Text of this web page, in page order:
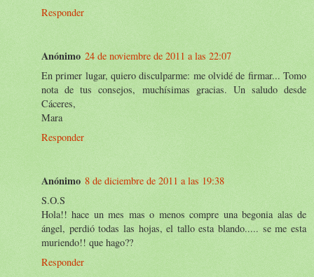
Responder
Anónimo 24 de noviembre de 2011 a las 22:07
En primer lugar, quiero disculparme: me olvidé de firmar... Tomo
nota de tus consejos, muchísimas gracias. Un saludo desde
Cáceres,
Mara
Responder
Anónimo 8 de diciembre de 2011 a las 19:38
S.O.S
Hola!! hace un mes mas o menos compre una begonia alas de
ángel, perdió todas las hojas, el tallo esta blando..... se me esta
muriendo!! que hago??
Responder